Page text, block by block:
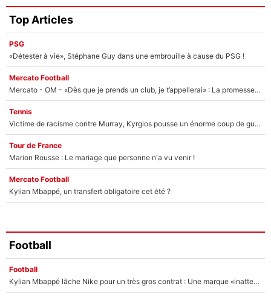
Top Articles
PSG
«Détester à vie», Stéphane Guy dans une embrouille à cause du PSG !
Mercato Football
Mercato - OM - «Dès que je prends un club, je t’appellerai» : La promesse de Marcelino au moment de claquer la porte
Tennis
Victime de racisme contre Murray, Kyrgios pousse un énorme coup de gueule !
Tour de France
Marion Rousse : Le mariage que personne n'a vu venir !
Mercato Football
Kylian Mbappé, un transfert obligatoire cet été ?
Football
Football
Kylian Mbappé lâche Nike pour un très gros contrat : Une marque «inattendue» va frapper très fort